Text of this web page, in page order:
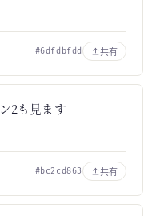
#6dfdbfdd 共有
2も見ます
#bc2cd863 共有